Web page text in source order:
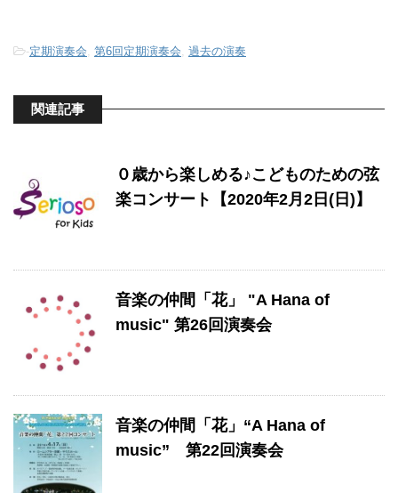
-定期演奏会, 第6回定期演奏会, 過去の演奏
関連記事
０歳から楽しめる♪こどものための弦
楽コンサート【2020年2月2日(日)】
音楽の仲間「花」 "A Hana of
music" 第26回演奏会
音楽の仲間「花」“A Hana of
music” 第22回演奏会